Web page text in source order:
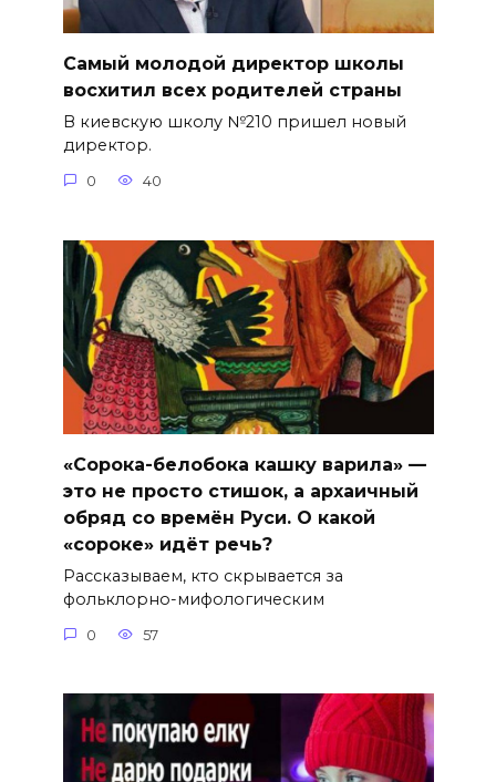
Самый молодой директор школы
восхитил всех родителей страны
В киевскую школу №210 пришел новый
директор.
0 40
«Сорока-белобока кашку варила» —
это не просто стишок, а архаичный
обряд со времён Руси. О какой
«сороке» идёт речь?
Рассказываем, кто скрывается за
фольклорно-мифологическим
0 57